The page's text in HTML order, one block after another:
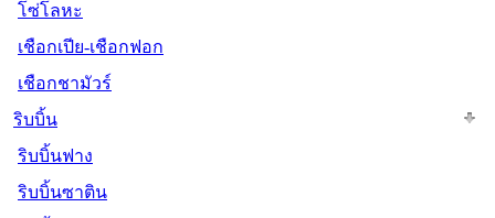
โซ่โลหะ
เชือกเปีย-เชือกฟอก
เชือกชามัวร์
ริบบิ้น
ริบบิ้นฟาง
ริบบิ้นซาติน